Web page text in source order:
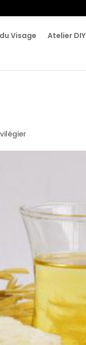
Visage Atelier DIY